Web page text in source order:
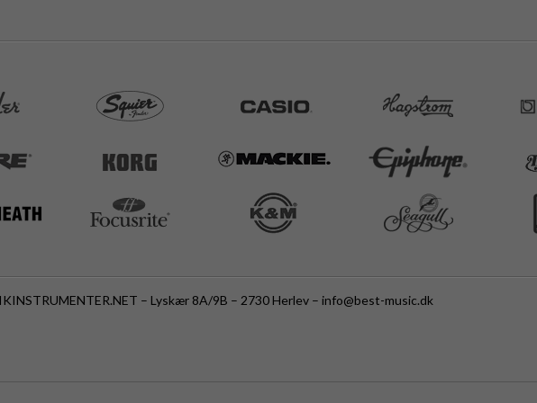
– Lyskær 8A/9B – 2730 Herlev – info@best-music.dk